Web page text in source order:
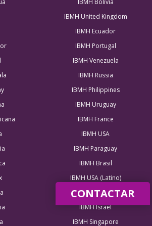
IBMH Bolivia
IBMH United Kingdom
IBMH Ecuador
IBMH Portugal
IBMH Venezuela
IBMH Russia
IBMH Philippines
IBMH Uruguay
IBMH France
IBMH USA
IBMH Paraguay
IBMH Brasil
IBMH USA (Latino)
IBMH Greece
IBMH Israel
IBMH Singapore
CONTACTAR